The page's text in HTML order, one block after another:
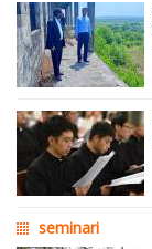
seminari